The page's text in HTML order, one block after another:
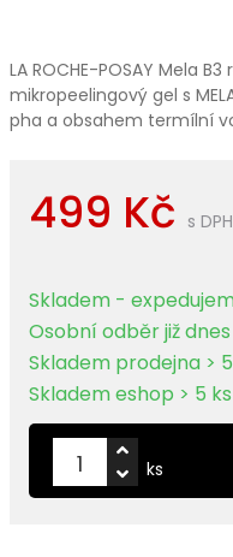
LA ROCHE-POSAY Mela
mikropeelingový gel s
pha a obsahem termílní
499 Kč s DPH
Skladem -
Osobní odběr již dnes
Skladem prodejna >
Skladem eshop > 5 ks
ks